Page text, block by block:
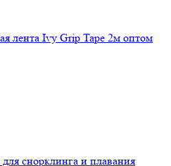
лента Ivy Grip Tape 2м оптом
снорклинга и плавания